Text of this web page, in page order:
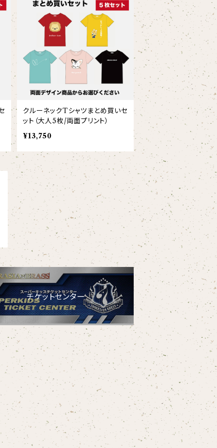
クルーネックTシャツまとめ買いセ
ット（大人5枚/両面プリント）
¥13,750
チケットセンター